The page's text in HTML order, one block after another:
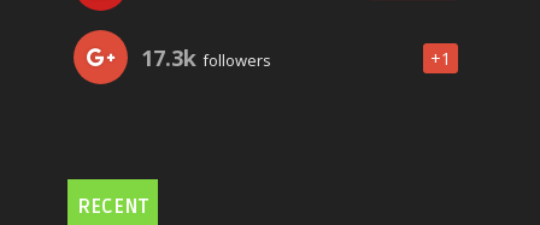
17.3k followers +1
RECENT